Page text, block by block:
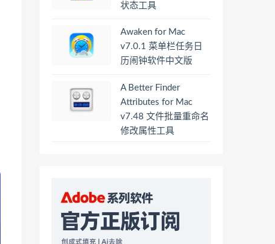
状态工具
Awaken for Mac
v7.0.1 菜单栏任务日
历闹钟软件中文版
A Better Finder
Attributes for Mac
v7.48 文件批量重命名
修改属性工具